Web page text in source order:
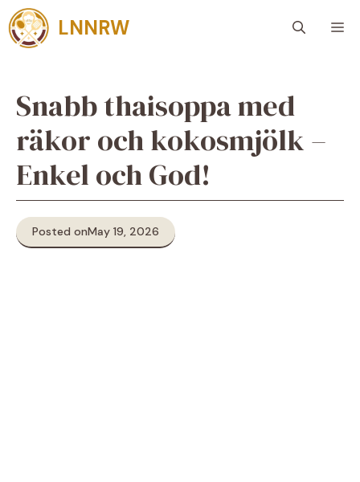
Skip
to
content
LNNRW
Snabb thaisoppa med
räkor och kokosmjölk –
Enkel och God!
Posted onMay 19, 2026